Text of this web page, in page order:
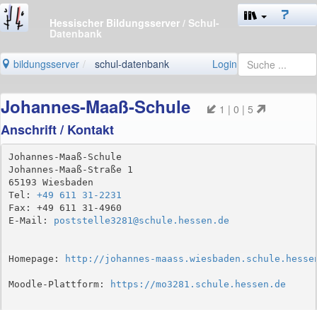
Hessischer Bildungsserver / Schul-
Datenbank
bildungsserver schul-datenbank Login
Johannes-Maaß-Schule 1 | 0 | 5
Anschrift / Kontakt
Johannes-Maaß-Schule
Johannes-Maaß-Straße 1
65193 Wiesbaden
Tel: +49 611 31-2231
Fax: +49 611 31-4960
E-Mail: poststelle3281@schule.hessen.de
Homepage: http://johannes-
Moodle-Plattform: https://mo3281.schule.hessen.de